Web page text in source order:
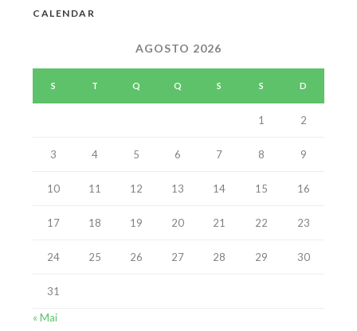
CALENDAR
AGOSTO 2026
S T Q Q S S D
1 2
3 4 5 6 7 8 9
10 11 12 13 14 15 16
17 18 19 20 21 22 23
24 25 26 27 28 29 30
31
« Mai